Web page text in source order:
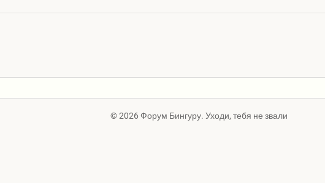
© 2026 Форум Бингуру. Уходи, тебя не звали